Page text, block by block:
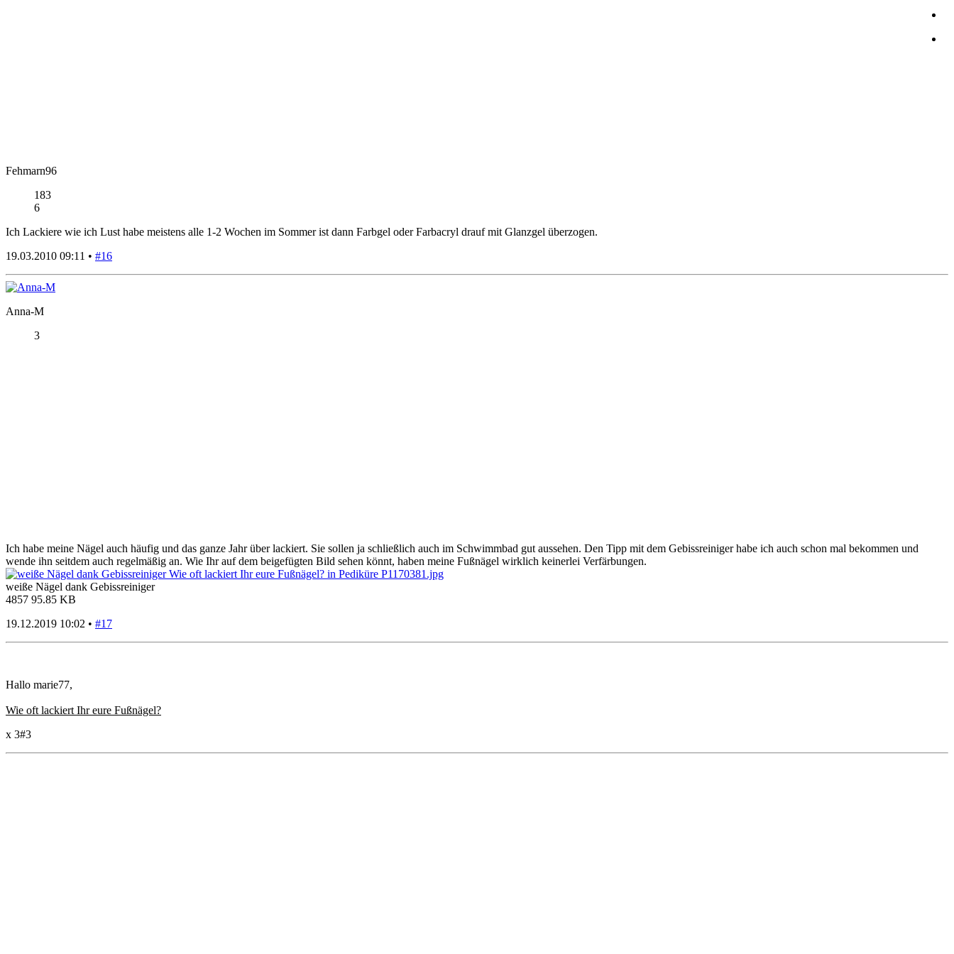
Fehmarn96
183
6
Ich Lackiere wie ich Lust habe meistens alle 1-2 Wochen im Sommer ist dann Farbgel oder Farbacryl drauf mit Glanzgel überzogen.
19.03.2010 09:11 • #16
Anna-M
3
Ich habe meine Nägel auch häufig und das ganze Jahr über lackiert. Sie sollen ja schließlich auch im Schwimmbad gut aussehen. Den Tipp mit dem Gebissreiniger habe ich auch schon mal bekommen und
wende ihn seitdem auch regelmäßig an. Wie Ihr auf dem beigefügten Bild sehen könnt, haben meine Fußnägel wirklich keinerlei Verfärbungen.
P1170381.jpg
weiße Nägel dank Gebissreiniger
4857 95.85 KB
19.12.2019 10:02 • #17
Hallo marie77,
Wie oft lackiert Ihr eure Fußnägel?
x 3#3